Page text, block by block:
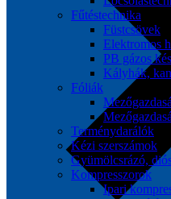
Fűtéstechnika
Füstcsövek
Elektromos
PB gázos
Kályhák,
Fóliák
Terménydarálók
Kézi szerszámok
Gyümölcsrázó,
Kompresszorok
Ipari